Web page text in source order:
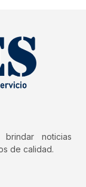
noticias
de calidad.